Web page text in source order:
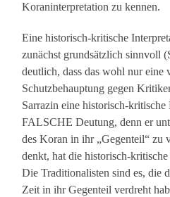
Koraninterpretation zu kennen.
Eine historisch-kritische
zunächst grundsätzlich sinnvoll
deutlich, dass das wohl nur eine
Schutzbehauptung gegen
Sarrazin eine historisch-
FALSCHE Deutung, denn er
des Koran in ihr „Gegenteil“ zu
denkt, hat die historisch-
Die Traditionalisten sind es, die
Zeit in ihr Gegenteil verdreht